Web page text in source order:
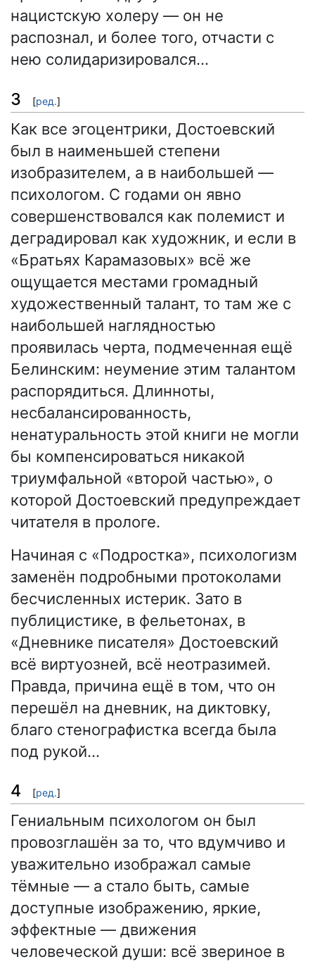
нацистскую холеру — он не
распознал, и более того, отчасти с
нею солидаризировался…
3 [ред.]
Как все эгоцентрики, Достоевский
был в наименьшей степени
изобразителем, а в наибольшей —
психологом. С годами он явно
совершенствовался как полемист и
деградировал как художник, и если в
«Братьях Карамазовых» всё же
ощущается местами громадный
художественный талант, то там же с
наибольшей наглядностью
проявилась черта, подмеченная ещё
Белинским: неумение этим талантом
распорядиться. Длинноты,
несбалансированность,
ненатуральность этой книги не могли
бы компенсироваться никакой
триумфальной «второй частью», о
которой Достоевский предупреждает
читателя в прологе.
Начиная с «Подростка», психологизм
заменён подробными протоколами
бесчисленных истерик. Зато в
публицистике, в фельетонах, в
«Дневнике писателя» Достоевский
всё виртуозней, всё неотразимей.
Правда, причина ещё в том, что он
перешёл на дневник, на диктовку,
благо стенографистка всегда была
под рукой…
4 [ред.]
Гениальным психологом он был
провозглашён за то, что вдумчиво и
уважительно изображал самые
тёмные — а стало быть, самые
доступные изображению, яркие,
эффектные — движения
человеческой души: всё звериное в